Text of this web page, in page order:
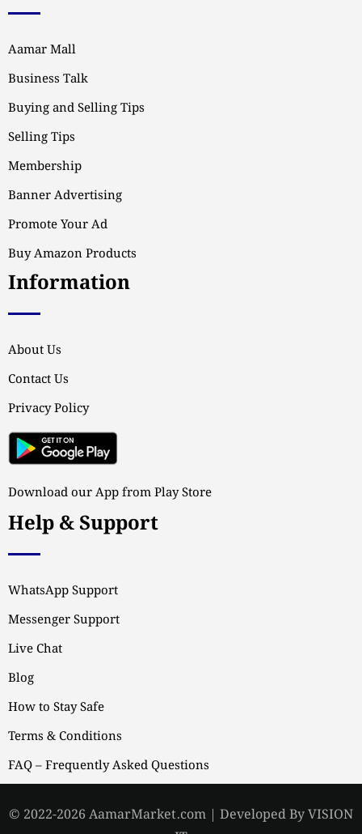
Aamar Mall
Business Talk
Buying and Selling Tips
Selling Tips
Membership
Banner Advertising
Promote Your Ad
Buy Amazon Products
Information
About Us
Contact Us
Privacy Policy
Download our App from Play Store
Help & Support
WhatsApp Support
Messenger Support
Live Chat
Blog
How to Stay Safe
Terms & Conditions
FAQ – Frequently Asked Questions
© 2022-2026 AamarMarket.com | Developed By VISION